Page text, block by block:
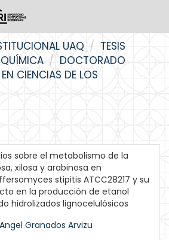
UAQ
TESIS
DOCTORADO
CIENCIAS DE LOS
sobre el metabolismo de la
xilosa y arabinosa en
stipitis ATCC28217 y su
en la producción de etanol
hidrolizados lignocelulósicos
Granados Arvizu